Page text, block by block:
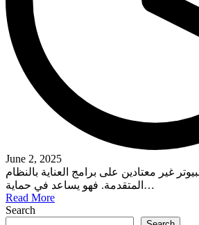
June 2, 2025
غير معتادين على برامج العناية بالنظام
المتقدمة. فهو يساعد في حماية…
Read More
Search